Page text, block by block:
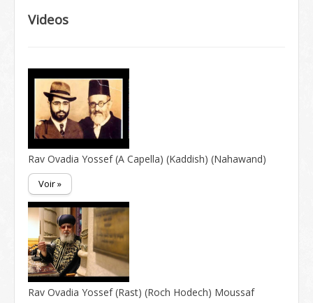
Videos
Rav Ovadia Yossef (A Capella) (Kaddish) (Nahawand)
Voir »
Rav Ovadia Yossef (Rast) (Roch Hodech) Moussaf